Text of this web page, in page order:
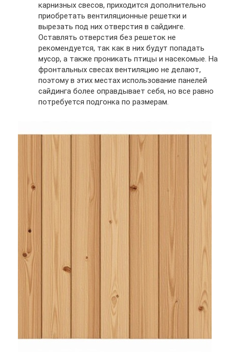
карнизных свесов, приходится дополнительно
приобретать вентиляционные решетки и
вырезать под них отверстия в сайдинге.
Оставлять отверстия без решеток не
рекомендуется, так как в них будут попадать
мусор, а также проникать птицы и насекомые. На
фронтальных свесах вентиляцию не делают,
поэтому в этих местах использование панелей
сайдинга более оправдывает себя, но все равно
потребуется подгонка по размерам.